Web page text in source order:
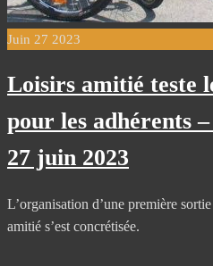
Juin 27 2023
Loisirs amitié teste
pour les adhérents
27 juin 2023
L’organisation d’une première
amitié s’est concrétisée.